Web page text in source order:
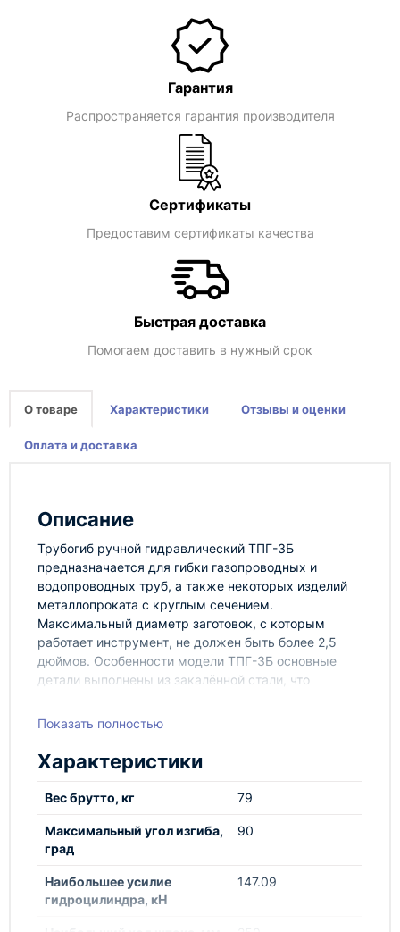
Гарантия
Распространяется гарантия производителя
Сертификаты
Предоставим сертификаты качества
Быстрая доставка
Помогаем доставить в нужный срок
О товаре Характеристики Отзывы и оценки
Оплата и доставка
Описание
Трубогиб ручной гидравлический ТПГ-3Б
предназначается для гибки газопроводных и
водопроводных труб, а также некоторых изделий
металлопроката с круглым сечением.
Максимальный диаметр заготовок, с которым
работает инструмент, не должен быть более 2,5
дюймов. Особенности модели ТПГ-3Б основные
детали выполнены из закалённой стали, что
упоры сконструированы таким образом, чтобы
гибке тонкостенных труб минимально; легкий
доступ к основным узлам в случае ремонта.
ТПГ-3Б представляет собой надежный, простой и
Показать полностью
Характеристики
Вес брутто, кг 79
Максимальный угол изгиба,
град
90
Наибольшее усилие
гидроцилиндра, кН
147.09